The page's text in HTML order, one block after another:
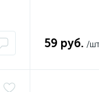
59 руб. /